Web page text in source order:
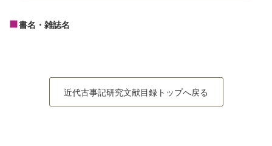
書名・雑誌名
近代古事記研究文献目録トップへ戻る